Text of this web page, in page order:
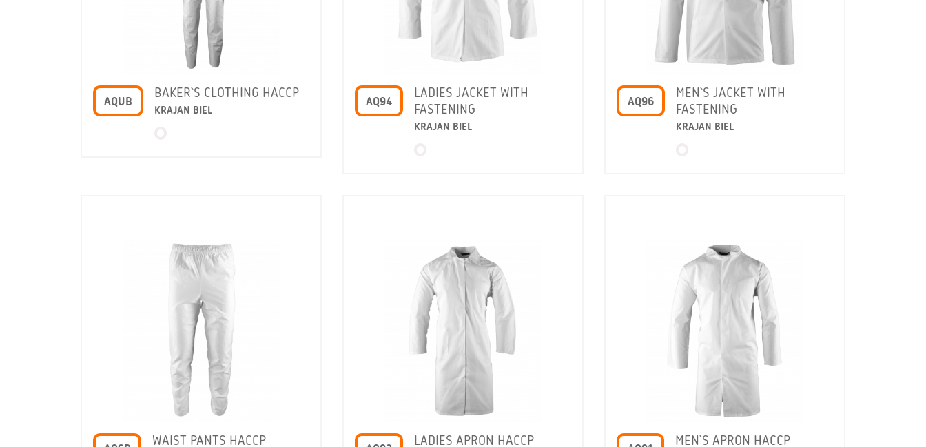
AQUB
BAKER`S CLOTHING HACCP
KRAJAN BIEL
AQ94
LADIES JACKET WITH
FASTENING
KRAJAN BIEL
AQ96
MEN`S JACKET WITH
FASTENING
KRAJAN BIEL
WAIST PANTS HACCP LADIES APRON HACCP MEN`S APRON HACCP